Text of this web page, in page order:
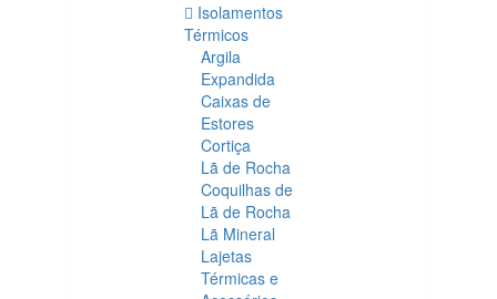
Isolamentos
Térmicos
Argila
Expandida
Caixas de
Estores
Cortiça
Lã de Rocha
Coquilhas de
Lã de Rocha
Lã Mineral
Lajetas
Térmicas e